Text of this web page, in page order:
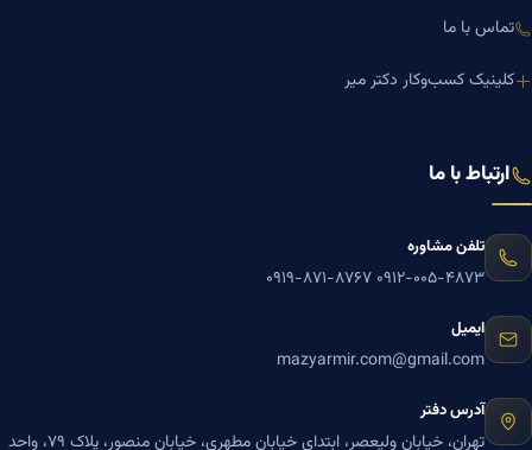
تماس با ما
کلینیک کسب‌وکار دکتر میر
ارتباط با ما
تلفن مشاوره
۰۹۱۲-۰۰۵-۴۸۷۳ ۰۹۱۹-۸۷۱-۸۷۶۷
ایمیل
mazyarmir.com@gmail.com
آدرس دفتر
تهران، خیابان ولیعصر، ابتدای خیابان مطهری، خیابان منصور، پلاک ۷۹، واحد